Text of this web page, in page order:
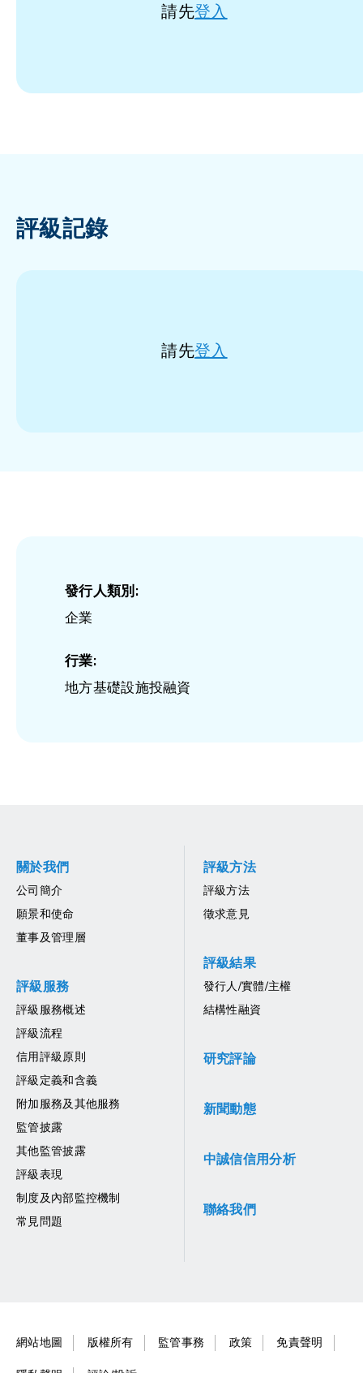
請先登入
評級記錄
請先登入
發行人類別:
企業
行業:
地方基礎設施投融資
關於我們
公司簡介
願景和使命
董事及管理層
評級服務
評級服務概述
評級流程
信用評級原則
評級定義和含義
附加服務及其他服務
監管披露
其他監管披露
評級表現
制度及內部監控機制
常見問題
評級方法
評級方法
徵求意見
評級結果
發行人/實體/主權
結構性融資
研究評論
新聞動態
中誠信信用分析
聯絡我們
網站地圖 版權所有 監管事務 政策 免責聲明